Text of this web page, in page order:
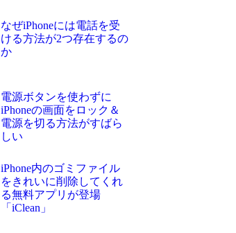
なぜiPhoneには電話を受
ける方法が2つ存在するの
か
電源ボタンを使わずに
iPhoneの画面をロック＆
電源を切る方法がすばら
しい
iPhone内のゴミファイル
をきれいに削除してくれ
る無料アプリが登場
「iClean」